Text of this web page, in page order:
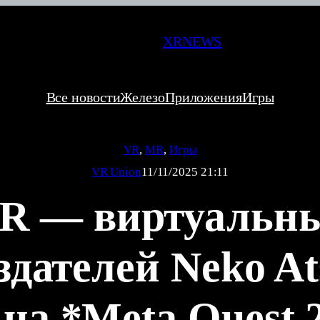
XRNEWS
Все новостиЖелезоПриложенияИгры
VR, MR, Игры
VR Union11/11/2025 21:11
—
Neko